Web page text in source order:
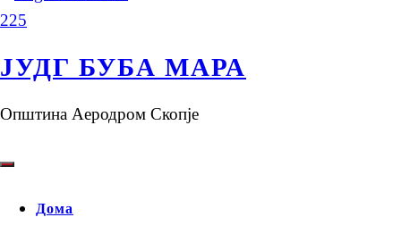
ЈУДГ БУБА МАРА
Општина Аеродром Скопје
Дома